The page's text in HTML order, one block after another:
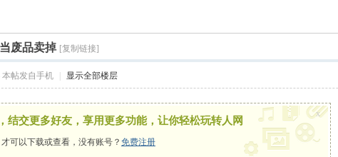
废品卖掉 [复制链接]
本帖发自手机 显示全部楼层
结交更多好友，享用更多功能，让你轻松玩转人网
才可以下载或查看，没有账号？ 免费注册
x